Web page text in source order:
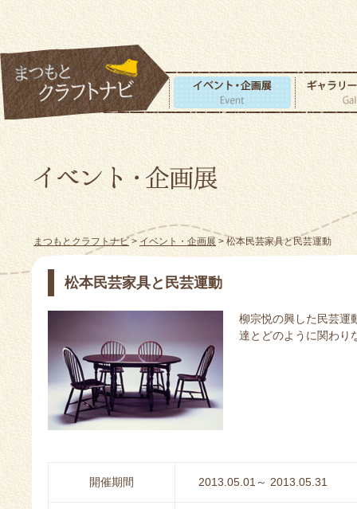
まつもとクラフトナビ>イベント・企画展> 松本民芸家具と民芸運動
松本民芸家具と民芸運動
柳宗悦の興した民芸運
達とどのように関わり
開催期間 2013.05.01～ 2013.05.31